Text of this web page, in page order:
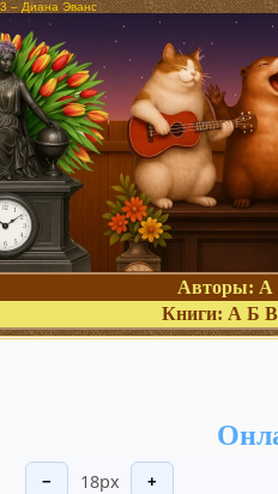
– Диана Эванс
Авторы: А
Книги: А Б В
− 18px +